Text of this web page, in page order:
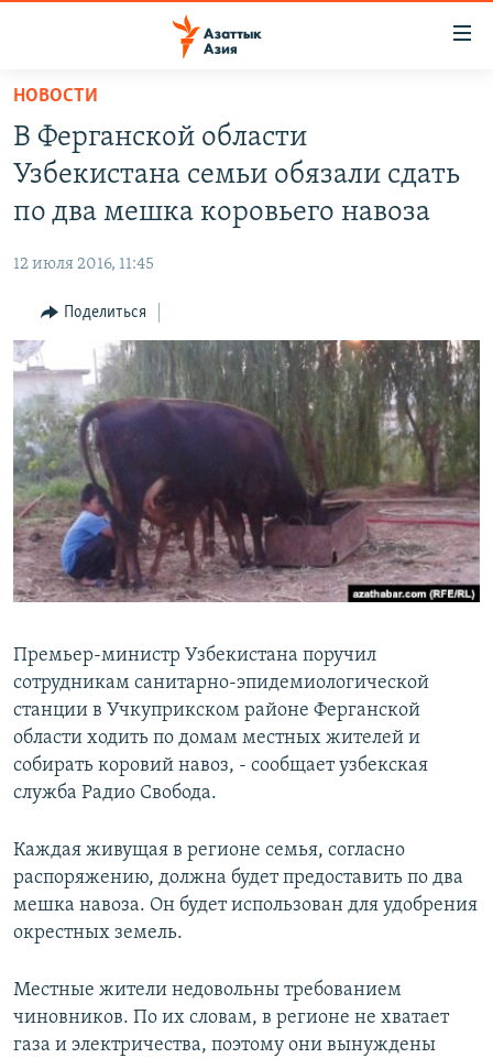
Вернуться
основному
содержанию
главной
Вернутся
поиску
КАЗАХСТАН
ТАДЖИКИСТАН
НОВОСТИ
КЫРГЫЗЧА
ЎЗБЕКЧА
ТОҶИКӢ
TÜRKMENÇE
Все сайты РСЕ/РС
НОВОСТИ
В Ферганской области
Узбекистана семьи обязали сдать
по два мешка коровьего навоза
12 июля 2016, 11:45
Поделиться
Премьер-министр Узбекистана поручил
сотрудникам санитарно-эпидемиологической
станции в Учкуприкском районе Ферганской
области ходить по домам местных жителей и
собирать коровий навоз, - сообщает узбекская
служба Радио Свобода.
Каждая живущая в регионе семья, согласно
распоряжению, должна будет предоставить по два
мешка навоза. Он будет использован для удобрения
окрестных земель.
Местные жители недовольны требованием
чиновников. По их словам, в регионе не хватает
газа и электричества, поэтому они вынуждены